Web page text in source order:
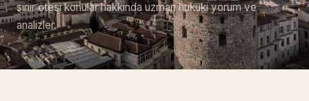
sınır ötesi konular hakkında uzman hukuki yorum ve
analizler.